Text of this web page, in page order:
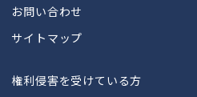
お問い合わせ
サイトマップ
権利侵害を受けている方